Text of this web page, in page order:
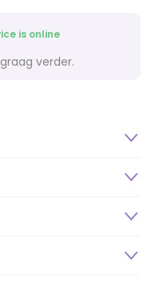
is online
verder.